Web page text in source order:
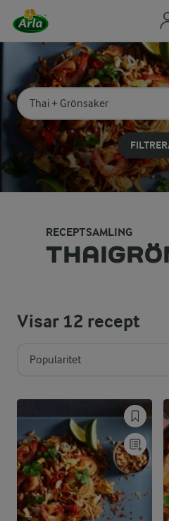
Sök på kategori eller ingrediens
Skriv in sökord för att få förslag
RECEPTSAMLING
Visar12 recept
Popularitet